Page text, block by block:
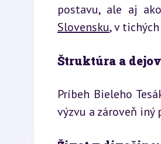
postavu, ale aj
Slovensku, v
Štruktúra a
Príbeh Bieleho
výzvu a zároveň